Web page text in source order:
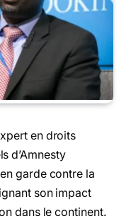
en droits
d’Amnesty
garde contre la
son impact
dans le continent.